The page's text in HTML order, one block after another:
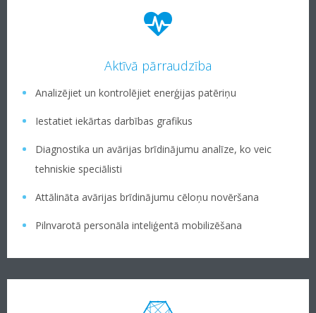
Aktīvā pārraudzība
Analizējiet un kontrolējiet enerģijas patēriņu
Iestatiet iekārtas darbības grafikus
Diagnostika un avārijas brīdinājumu analīze, ko veic
tehniskie speciālisti
Attālināta avārijas brīdinājumu cēloņu novēršana
Pilnvarotā personāla inteliģentā mobilizēšana